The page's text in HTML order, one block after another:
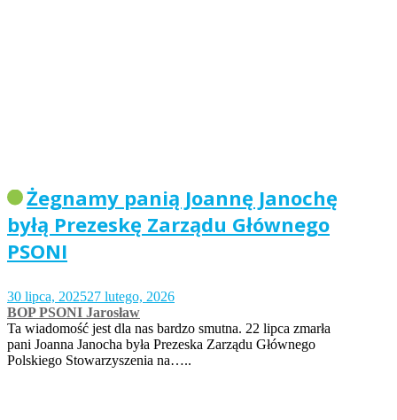
Żegnamy panią Joannę Janochę
byłą Prezeskę Zarządu Głównego
PSONI
30 lipca, 202527 lutego, 2026
BOP PSONI Jarosław
Ta wiadomość jest dla nas bardzo smutna. 22 lipca zmarła
pani Joanna Janocha była Prezeska Zarządu Głównego
Polskiego Stowarzyszenia na…..